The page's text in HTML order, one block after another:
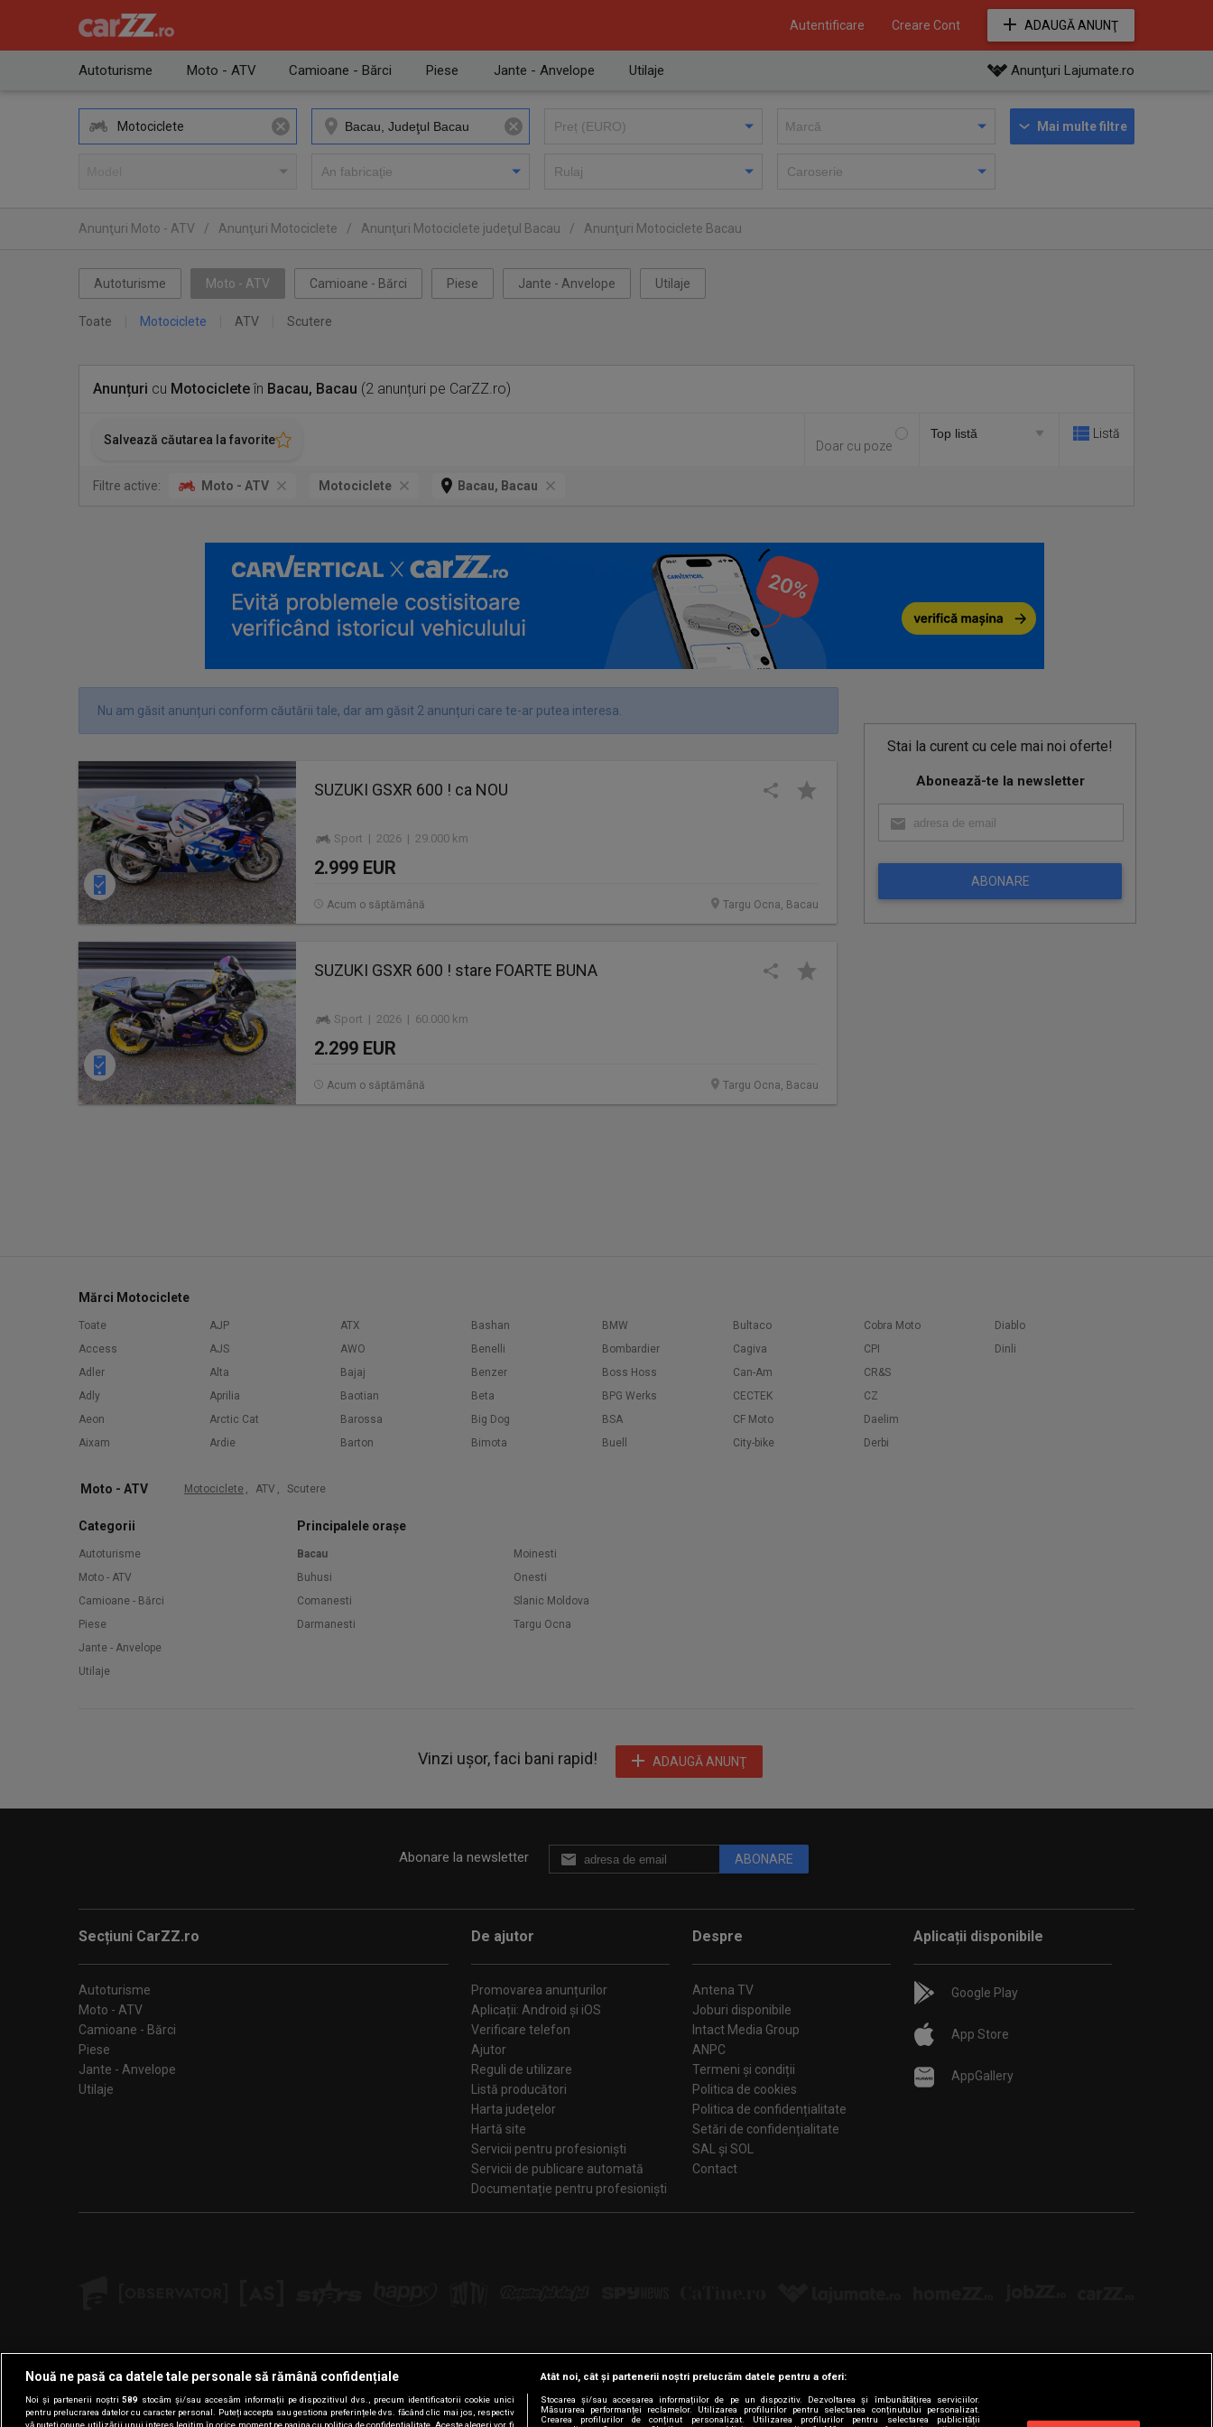
Autentificare Creare Cont ADAUGĂ ANUNŢ
Autoturisme Moto - ATV Camioane - Bărci Piese Jante - Anvelope Utilaje Anunţuri Lajumate.ro
Motociclete Mai multe filtre
Anunţuri Moto - ATV / Anunţuri Motociclete / Anunţuri Motociclete judeţul Bacau / Anunţuri Motociclete Bacau
Autoturisme Moto - ATV Camioane - Bărci Piese Jante - Anvelope Utilaje
Toate Motociclete ATV Scutere
Anunțuri cu Motocicleteîn Bacau, Bacau (2 anunțuri pe CarZZ.ro)
Salvează căutarea la favorite Doar cu poze
Listă
Filtre active: Moto - ATV Motociclete Bacau, Bacau
Stai la curent cu cele mai noi oferte!
Abonează-te la newsletter
ABONARE
Nu am găsit anunțuri conform căutării tale, dar am găsit 2 anunțuri care te-ar putea interesa.
SUZUKI GSXR 600 ! ca NOU
Sport | 2026 | 29.000 km
2.999 EUR
Targu Ocna, Bacau
Acum o săptămână
SUZUKI GSXR 600 ! stare FOARTE BUNA
Sport | 2026 | 60.000 km
2.299 EUR
Targu Ocna, Bacau
Acum o săptămână
Mărci Motociclete
Toate
Access
Adler
Adly
Aeon
Aixam
AJP
AJS
Alta
Aprilia
Arctic Cat
Ardie
ATX
AWO
Bajaj
Baotian
Barossa
Barton
Bashan
Benelli
Benzer
Beta
Big Dog
Bimota
BMW
Bombardier
Boss Hoss
BPG Werks
BSA
Buell
Bultaco
Cagiva
Can-Am
CECTEK
CF Moto
City-bike
Cobra Moto
CPI
CR&S
CZ
Daelim
Derbi
Diablo
Dinli
Moto - ATV Motociclete , ATV , Scutere
Categorii
Autoturisme
Moto - ATV
Camioane - Bărci
Piese
Jante - Anvelope
Utilaje
Principalele orașe
Bacau
Buhusi
Comanesti
Darmanesti
Moinesti
Onesti
Slanic Moldova
Targu Ocna
Vinzi ușor, faci bani rapid! ADAUGĂ ANUNŢ
Abonare la newsletter ABONARE
Secțiuni CarZZ.ro
Autoturisme
Moto - ATV
Camioane - Bărci
Piese
Jante - Anvelope
Utilaje
De ajutor
Promovarea anunțurilor
Aplicații: Android și iOS
Verificare telefon
Ajutor
Reguli de utilizare
Listă producători
Harta judeţelor
Hartă site
Servicii pentru profesioniști
Servicii de publicare automată
Documentație pentru profesioniști
Despre
Antena TV
Joburi disponibile
Intact Media Group
ANPC
Termeni și condiții
Politica de cookies
Politica de confidențialitate
Setări de confidențialitate
SAL și SOL
Contact
Aplicații disponibile
Google Play
App Store
AppGallery
Urmărește-ne pe:
Nouă ne pasă ca datele tale personale să rămână confidențiale
Noi și partenerii noștri589 stocăm și/sau accesăm informații pe dispozitivul dvs., precum identificatorii cookie unici
pentru prelucrarea datelor cu caracter personal. Puteți accepta sau gestiona preferințele dvs. făcând clic mai jos, respectiv
vă puteți opune utilizării unui interes legitim în orice moment pe pagina cu politica de confidențialitate. Aceste alegeri vor fi
Atât noi, cât și partenerii noștri prelucrăm datele pentru a oferi:
Stocarea și/sau accesarea informațiilor de pe un dispozitiv. Dezvoltarea și îmbunătățirea serviciilor.
Măsurarea performanței reclamelor. Utilizarea profilurilor pentru selectarea conținutului personalizat.
Crearea profilurilor de conținut personalizat. Utilizarea profilurilor pentru selectarea publicității